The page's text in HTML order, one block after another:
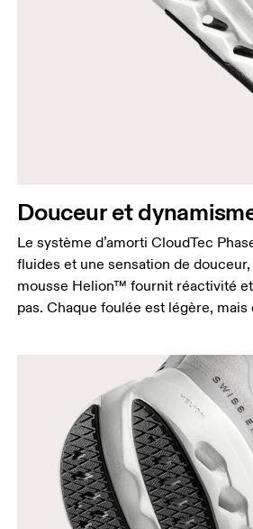
Douceur et
Le système d’amorti CloudTec
fluides et une sensation de
mousse Helion™ fournit réactivité
pas. Chaque foulée est légère, mais